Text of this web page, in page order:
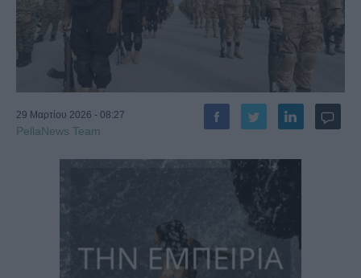
29 Μαρτίου 2026 - 08:27
PellaNews Team